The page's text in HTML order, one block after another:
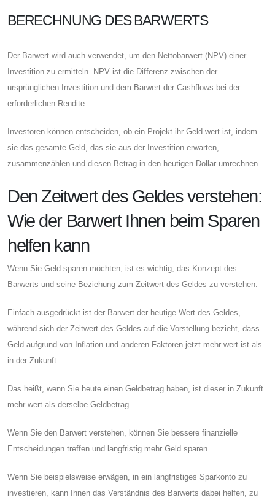
BERECHNUNG DES BARWERTS
Der Barwert wird auch verwendet, um den Nettobarwert (NPV) einer
Investition zu ermitteln. NPV ist die Differenz zwischen der
ursprünglichen Investition und dem Barwert der Cashflows bei der
erforderlichen Rendite.
Investoren können entscheiden, ob ein Projekt ihr Geld wert ist, indem
sie das gesamte Geld, das sie aus der Investition erwarten,
zusammenzählen und diesen Betrag in den heutigen Dollar umrechnen.
Den Zeitwert des Geldes verstehen:
Wie der Barwert Ihnen beim Sparen
helfen kann
Wenn Sie Geld sparen möchten, ist es wichtig, das Konzept des
Barwerts und seine Beziehung zum Zeitwert des Geldes zu verstehen.
Einfach ausgedrückt ist der Barwert der heutige Wert des Geldes,
während sich der Zeitwert des Geldes auf die Vorstellung bezieht, dass
Geld aufgrund von Inflation und anderen Faktoren jetzt mehr wert ist als
in der Zukunft.
Das heißt, wenn Sie heute einen Geldbetrag haben, ist dieser in Zukunft
mehr wert als derselbe Geldbetrag.
Wenn Sie den Barwert verstehen, können Sie bessere finanzielle
Entscheidungen treffen und langfristig mehr Geld sparen.
Wenn Sie beispielsweise erwägen, in ein langfristiges Sparkonto zu
investieren, kann Ihnen das Verständnis des Barwerts dabei helfen, zu